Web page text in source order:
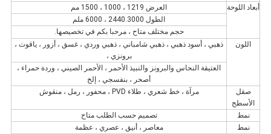
أبعاد اللوحة
العرض 1219 ، 1000 ، 1500 مم
الطول 2440.3000 ، 6000 ملم
حجم مختلف متاح ، مرحبا بكم في تخصيصها.
اللون
ذهبي ، أسود ذهبي ، ذهبي شامباني ، ذهبي وردي ، غسق ، أزور ، ياقوت ،
برونزي ،
العتيقة النحاس والبرونز والنبيذ الأحمر ، الأحمر الصيني ، وردة حمراء ،
أصحر ، بنفسجي ، إلخ
صقل
الأسطح
مرآة ، خط شعري ، طلاء PVD ، محفور ، رمل ، منقوش
نمط
تصميم حسب الطلب متاح
نمط
معاصر ، أنيق ، عصري ، عظمة